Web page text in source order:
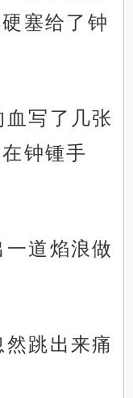
塞给了钟
写了几张
钟锺手
道焰浪做
跳出来痛